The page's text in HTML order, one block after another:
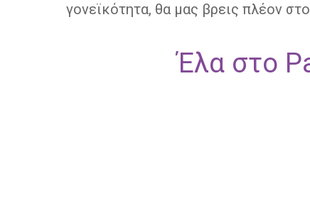
γονεϊκότητα, θα μας βρεις πλέον στο
Έλα στο